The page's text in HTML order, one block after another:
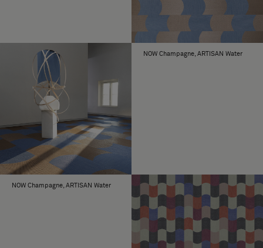
NOW Champagne, ARTISAN Water
NOW Champagne, ARTISAN Water